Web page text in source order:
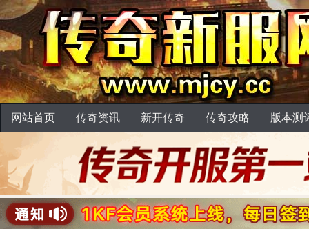
网站首页 传奇资讯 新开传奇 传奇攻略 版本测